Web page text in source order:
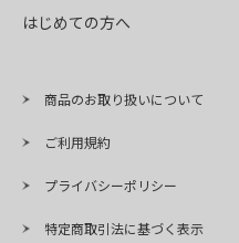
はじめての方へ
商品のお取り扱いについて
ご利用規約
プライバシーポリシー
特定商取引法に基づく表示